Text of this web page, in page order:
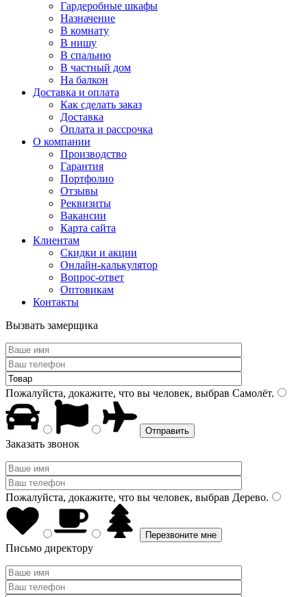
Гардеробные шкафы
Назначение
В комнату
В нишу
В спальню
В частный дом
На балкон
Доставка и оплата
Как сделать заказ
Доставка
Оплата и рассрочка
О компании
Производство
Гарантия
Портфолио
Отзывы
Реквизиты
Вакансии
Карта сайта
Клиентам
Скидки и акции
Онлайн-калькулятор
Вопрос-ответ
Оптовикам
Контакты
Вызвать замерщика
Пожалуйста, докажите, что вы человек, выбрав Самолёт.
Заказать звонок
Пожалуйста, докажите, что вы человек, выбрав Дерево.
Письмо директору